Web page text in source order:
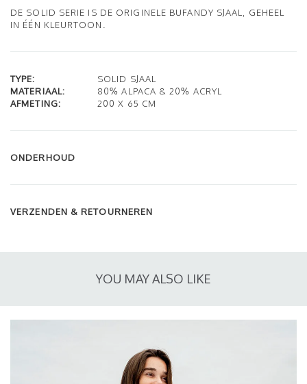
DE SOLID SERIE IS DE ORIGINELE BUFANDY SJAAL, GEHEEL
IN ÉÉN KLEURTOON.
TYPE:
SOLID SJAAL
MATERIAAL:
80% ALPACA & 20% ACRYL
AFMETING:
200 X 65 CM
ONDERHOUD
VERZENDEN & RETOURNEREN
YOU MAY ALSO LIKE